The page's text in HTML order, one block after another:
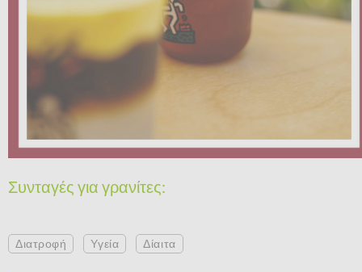
Συνταγές για γρανίτες:
Διατροφή Υγεία Δίαιτα